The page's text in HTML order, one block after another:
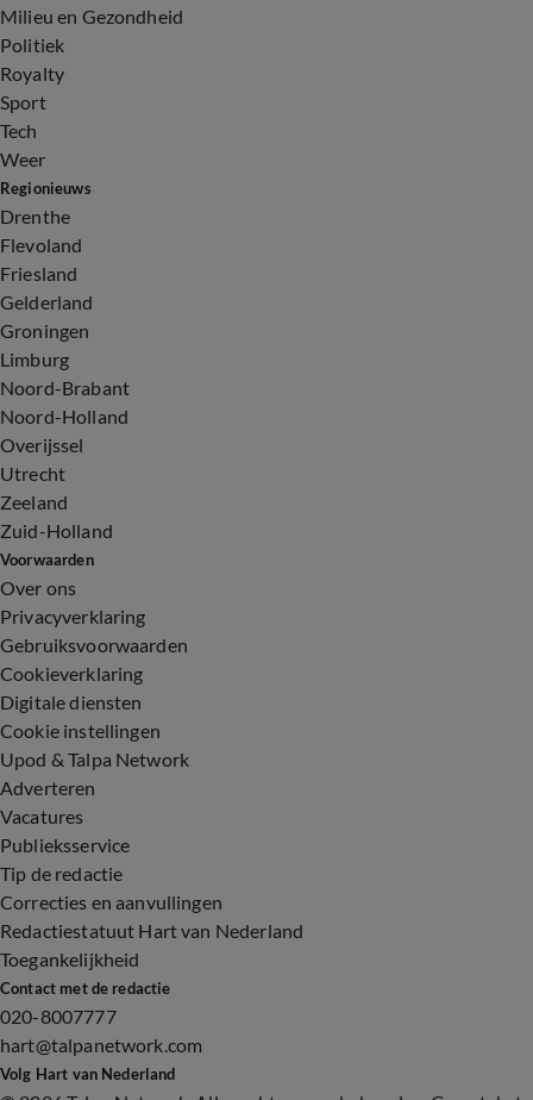
Milieu en Gezondheid
Politiek
Royalty
Sport
Tech
Weer
Regionieuws
Drenthe
Flevoland
Friesland
Gelderland
Groningen
Limburg
Noord-Brabant
Noord-Holland
Overijssel
Utrecht
Zeeland
Zuid-Holland
Voorwaarden
Over ons
Privacyverklaring
Gebruiksvoorwaarden
Cookieverklaring
Digitale diensten
Cookie instellingen
Upod & Talpa Network
Adverteren
Vacatures
Publieksservice
Tip de redactie
Correcties en aanvullingen
Redactiestatuut Hart van Nederland
Toegankelijkheid
Contact met de redactie
020-8007777
hart@talpanetwork.com
Volg Hart van Nederland